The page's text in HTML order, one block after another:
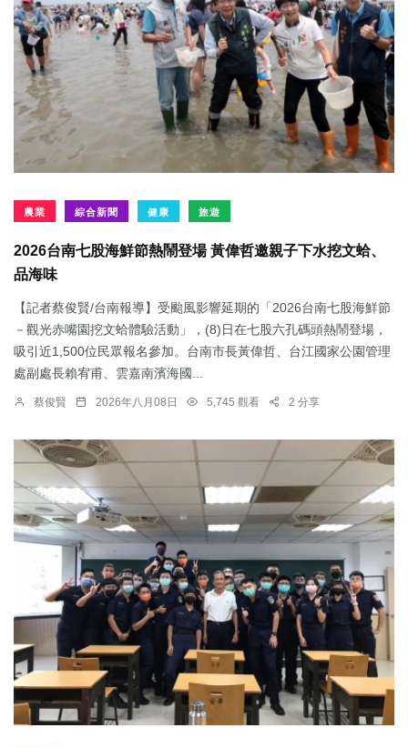
農業 綜合新聞 健康 旅遊
2026台南七股海鮮節熱鬧登場 黃偉哲邀親子下水挖文蛤、
品海味
【記者蔡俊賢/台南報導】受颱風影響延期的「2026台南七股海鮮節
－觀光赤嘴園挖文蛤體驗活動」，(8)日在七股六孔碼頭熱鬧登場，
吸引近1,500位民眾報名參加。台南市長黃偉哲、台江國家公園管理
處副處長賴宥甫、雲嘉南濱海國...
蔡俊賢 2026年八月08日 5,745 觀看 2 分享